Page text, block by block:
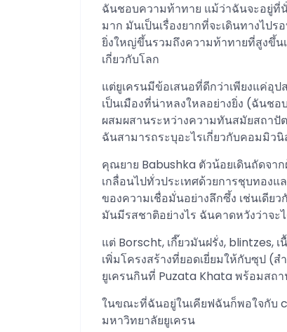
ฉันชอบความท้าทาย แม้ว่าฉันจะอยู่ที่
มาก มันเป็นเรื่องยากที่จะเดินทางไป
ยิ่งใหญ่ขึ้นรวมถึงความท้าทายที่สูงขึ้น
เกี่ยวกับโลก
แต่ยูเครนมีข้อเสนอที่ดีกว่าเพียงแค่อุป
เป็นเมืองที่น่าหลงใหลอย่างยิ่ง (ฉันช
ผสมผสานระหว่างความทันสมัยสถาปั
ฉันสามารถระบุอะไรเกี่ยวกับคอมมิว
คุณยาย Babushka ตัวน้อยเดินถัดจา
เกลื่อนไปทั่วประเทศด้วยการชุบทอ
ของความเชื่อมั่นอย่างลึกซึ้ง เช่นเดีย
มันมีรสชาติอย่างไร ฉันคาดหวังว่าจะ
แต่ Borscht, เกี๊ยวมันฝรั่ง, blintzes,
เพิ่มโครงสร้างที่ยอดเยี่ยมให้กับซุป (
ยูเครนกินที่ Puzata Khata พร้อมสถ
ในขณะที่ฉันอยู่ในเคียฟฉันก็พอใจกับ
มหาวิทยาลัยยูเครน